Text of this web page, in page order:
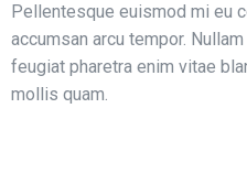
Pellentesque euismod mi eu
accumsan arcu tempor.
feugiat pharetra enim vitae
mollis quam.